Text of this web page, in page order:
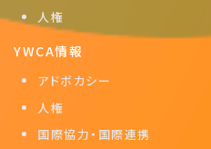
人権
YWCA情報
アドボカシー
人権
国際協力・国際連携